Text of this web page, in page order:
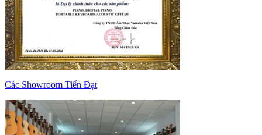
Các Showroom Tiến Đạt